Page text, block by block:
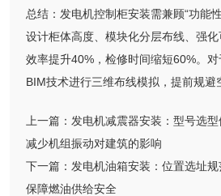
总结：发电机控制柜安装需兼顾“功能
设计柜体高度、模块化分层布线、强
效率提升40%，检修时间缩短60%。
BIM技术进行三维布线模拟，提前规避
上一篇： 发电机减震器安装：型号选型
减少机组振动对建筑的影响
下一篇： 发电机油箱安装：位置选址规
保障燃油供给安全